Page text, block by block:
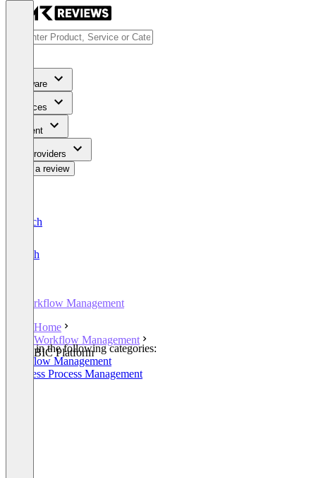
Software
Services
Content
For Providers
Write a review
Deutsch
English
Workflow Management
Home
Workflow Management
BIC Platform
Listed in the following categories:
Workflow Management
Business Process Management